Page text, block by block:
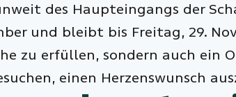
des Haupteingangs der
und bleibt bis Freitag, 29.
zu erfüllen, sondern auch ein
einen Herzenswunsch